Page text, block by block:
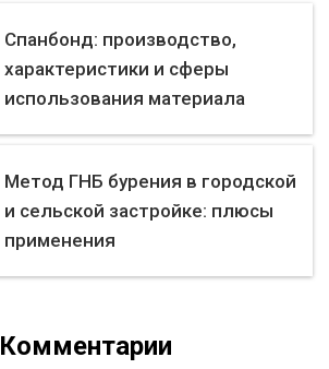
Спанбонд: производство,
характеристики и сферы
использования материала
Метод ГНБ бурения в городской
и сельской застройке: плюсы
применения
Комментарии